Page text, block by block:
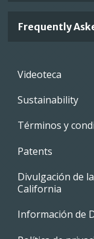
Frequently
Footer
Videoteca
Sustainability
Términos y
Patents
Divulgación de
California
Información de